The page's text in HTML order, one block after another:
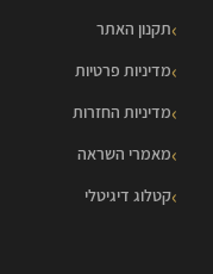
תקנון האתר
מדיניות פרטיות
מדיניות החזרות
מאמרי השראה
קטלוג דיגיטלי